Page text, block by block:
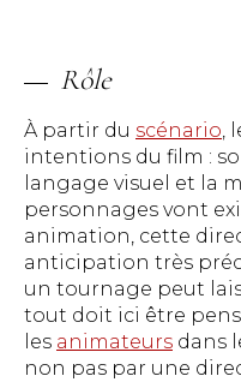
Rôle
À partir du scénario,
intentions du film :
langage visuel et la
personnages vont
animation, cette
anticipation très
un tournage peut
tout doit ici être
les animateurs dans
non pas par une